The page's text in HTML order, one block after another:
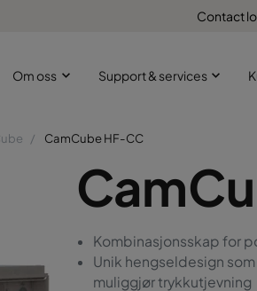
Contact
Om oss Support & services
CamCube HF-CC
Kombinasjonsskap for
Unik hengseldesign
muliggjør trykkutjevning